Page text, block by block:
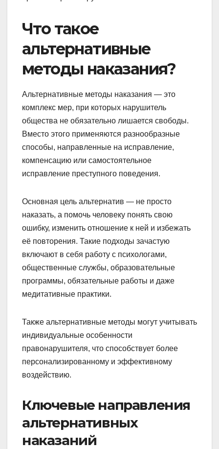
Что такое
альтернативные
методы наказания?
Альтернативные методы наказания — это
комплекс мер, при которых нарушитель
общества не обязательно лишается свободы.
Вместо этого применяются разнообразные
способы, направленные на исправление,
компенсацию или самостоятельное
исправление преступного поведения.
Основная цель альтернатив — не просто
наказать, а помочь человеку понять свою
ошибку, изменить отношение к ней и избежать
её повторения. Такие подходы зачастую
включают в себя работу с психологами,
общественные службы, образовательные
программы, обязательные работы и даже
медитативные практики.
Также альтернативные методы могут учитывать
индивидуальные особенности
правонарушителя, что способствует более
персонализированному и эффективному
воздействию.
Ключевые направления
альтернативных
наказаний